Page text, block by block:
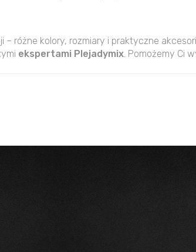
– różne kolory, rozmiary i praktyczne
ekspertami Plejadymix. Pomożemy Ci